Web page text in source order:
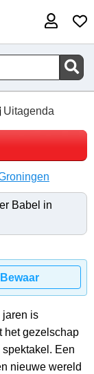
Uitagenda
Babel in
Bewaar
jaren is
het gezelschap
Een
nieuwe wereld